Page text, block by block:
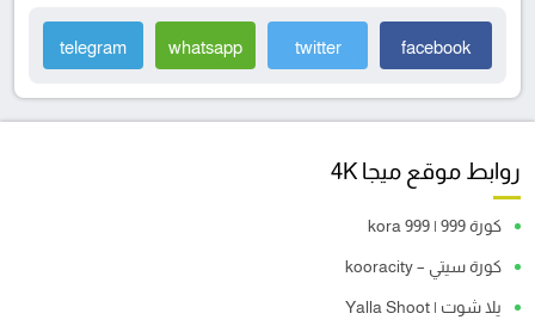
facebook
twitter
whatsapp
telegram
روابط موقع ميجا 4K
كورة 999 | kora 999
كورة سيتي – kooracity
يلا شوت | Yalla Shoot